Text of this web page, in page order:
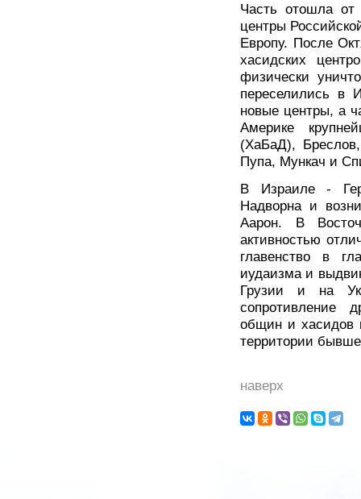
Часть отошла от
центры
Европу. После
хасидских
физически
переселились в
новые центры, а
Америке
(ХаБаД),
Пупа, Мункач и
В Израиле -
Надворна и
Аарон. В
активностью
главенство в
иудаизма и
Грузии и на
сопротивление
общин и хасидов
территории
наверх